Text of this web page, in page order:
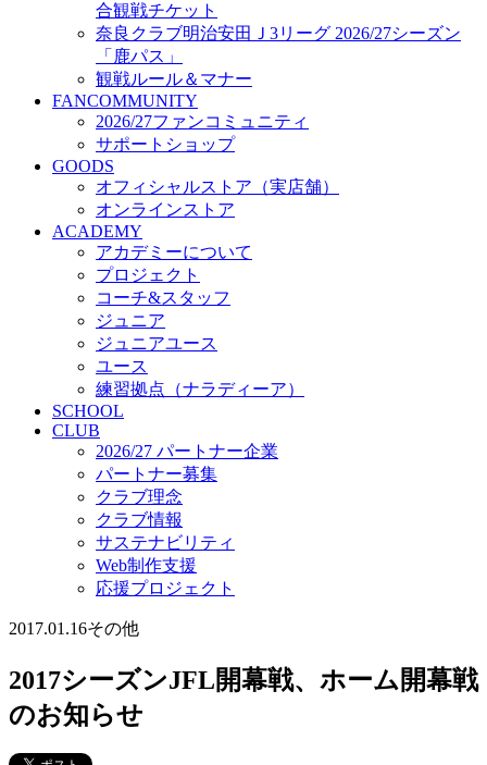
練習拠点（ナラディーア）
SCHOOL
2026/27 パートナー企業
パートナー募集
クラブ理念
クラブ情報
サステナビリティ
Web制作支援
応援プロジェクト
合観戦チケット
奈良クラブ明治安田Ｊ3リーグ 2026/27シーズン
「鹿パス」
観戦ルール＆マナー
FANCOMMUNITY
2026/27ファンコミュニティ
サポートショップ
GOODS
オフィシャルストア（実店舗）
オンラインストア
ACADEMY
アカデミーについて
プロジェクト
コーチ&スタッフ
ジュニア
ジュニアユース
ユース
練習拠点（ナラディーア）
SCHOOL
CLUB
2026/27 パートナー企業
パートナー募集
クラブ理念
クラブ情報
サステナビリティ
Web制作支援
応援プロジェクト
2017.01.16その他
2017シーズンJFL開幕戦、ホーム開幕戦
のお知らせ